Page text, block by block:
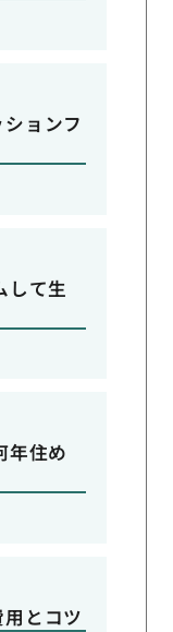
ョンフ
して生
年住め
とコツ